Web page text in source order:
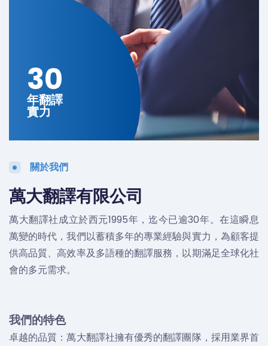
30
年翻譯
實力
關於我們
萬大翻譯有限公司
萬大翻譯社成立於西元1995年，迄今已逾30年。在這瞬息
萬變的時代，我們以蓄積多年的專業經驗與實力，為顧客提
供高品質、高效率及多語種的翻譯服務，以期滿足全球化社
會的多元需求。
我們的特色
卓越的品質：萬大翻譯社擁有優秀的翻譯團隊，採用業界首